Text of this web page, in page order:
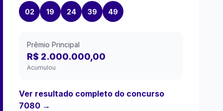
02 19 24 39 49
Prêmio Principal
R$ 2.000.000,00
Acumulou
Ver resultado completo do concurso
7080 →